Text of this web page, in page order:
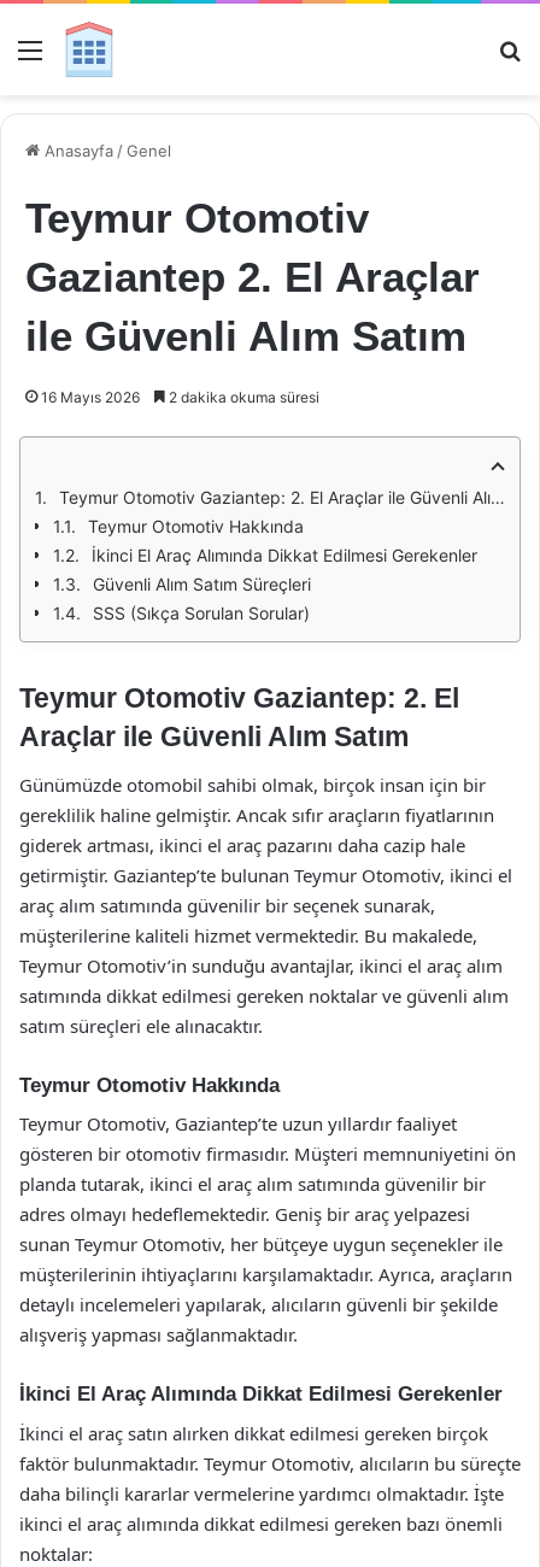
Menü
Anasayfa /Genel
Teymur Otomotiv
Gaziantep 2. El Araçlar
ile Güvenli Alım Satım
16 Mayıs 2026 2 dakika okuma süresi
Teymur Otomotiv Gaziantep: 2. El Araçlar ile Güvenli Alım Satım
Teymur Otomotiv Hakkında
İkinci El Araç Alımında Dikkat Edilmesi Gerekenler
Güvenli Alım Satım Süreçleri
SSS (Sıkça Sorulan Sorular)
Teymur Otomotiv Gaziantep: 2. El
Araçlar ile Güvenli Alım Satım
Günümüzde otomobil sahibi olmak, birçok insan için bir
gereklilik haline gelmiştir. Ancak sıfır araçların fiyatlarının
giderek artması, ikinci el araç pazarını daha cazip hale
getirmiştir. Gaziantep’te bulunan Teymur Otomotiv, ikinci el
araç alım satımında güvenilir bir seçenek sunarak,
müşterilerine kaliteli hizmet vermektedir. Bu makalede,
Teymur Otomotiv’in sunduğu avantajlar, ikinci el araç alım
satımında dikkat edilmesi gereken noktalar ve güvenli alım
satım süreçleri ele alınacaktır.
Teymur Otomotiv Hakkında
Teymur Otomotiv, Gaziantep’te uzun yıllardır faaliyet
gösteren bir otomotiv firmasıdır. Müşteri memnuniyetini ön
planda tutarak, ikinci el araç alım satımında güvenilir bir
adres olmayı hedeflemektedir. Geniş bir araç yelpazesi
sunan Teymur Otomotiv, her bütçeye uygun seçenekler ile
müşterilerinin ihtiyaçlarını karşılamaktadır. Ayrıca, araçların
detaylı incelemeleri yapılarak, alıcıların güvenli bir şekilde
alışveriş yapması sağlanmaktadır.
İkinci El Araç Alımında Dikkat Edilmesi Gerekenler
İkinci el araç satın alırken dikkat edilmesi gereken birçok
faktör bulunmaktadır. Teymur Otomotiv, alıcıların bu süreçte
daha bilinçli kararlar vermelerine yardımcı olmaktadır. İşte
ikinci el araç alımında dikkat edilmesi gereken bazı önemli
noktalar: